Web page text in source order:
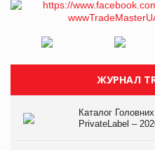
ЖУРНАЛ
Каталог
PrivateLabel –